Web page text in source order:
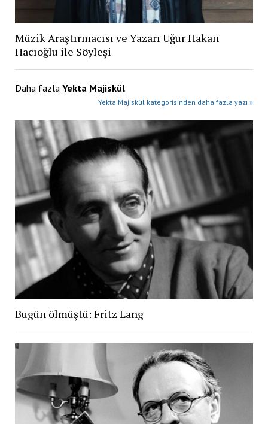
Müzik Araştırmacısı ve Yazarı Uğur Hakan
Hacıoğlu ile Söyleşi
Daha fazla Yekta Majiskül
Yekta Majiskül kategorisinden daha fazla yazı »
Bugün ölmüştü: Fritz Lang